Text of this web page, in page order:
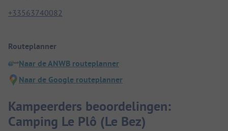
+33563740082
Routeplanner
Naar de ANWB routeplanner
Naar de Google routeplanner
Kampeerders beoordelingen:
Camping Le Plô (Le Bez)